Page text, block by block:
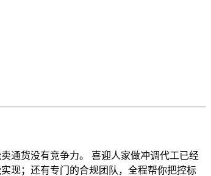
通货没有竞争力。 喜迎人家做冲调代工已经
现；还有专门的合规团队，全程帮你把控标